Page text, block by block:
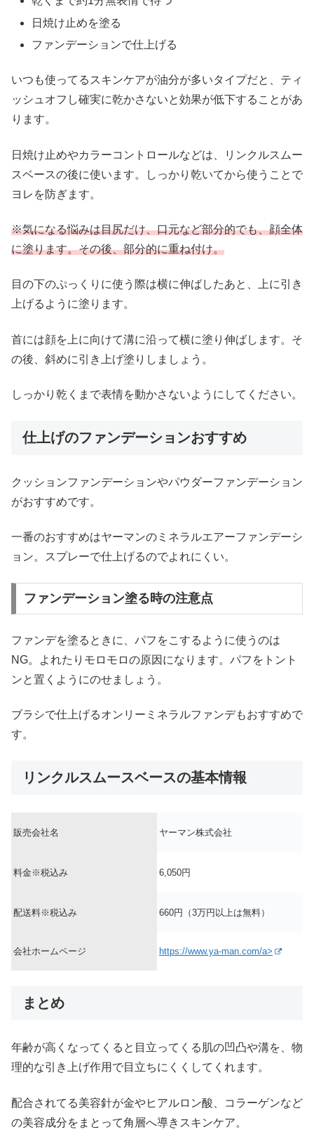
日焼け止めを塗る
ファンデーションで仕上げる
いつも使ってるスキンケアが油分が多いタイプだと、ティ
ッシュオフし確実に乾かさないと効果が低下することがあ
ります。
日焼け止めやカラーコントロールなどは、リンクルスムー
スベースの後に使います。しっかり乾いてから使うことで
ヨレを防ぎます。
※気になる悩みは目尻だけ、口元など部分的でも、顔全体
に塗ります。その後、部分的に重ね付け。
目の下のぷっくりに使う際は横に伸ばしたあと、上に引き
上げるように塗ります。
首には顔を上に向けて溝に沿って横に塗り伸ばします。そ
の後、斜めに引き上げ塗りしましょう。
しっかり乾くまで表情を動かさないようにしてください。
仕上げのファンデーションおすすめ
クッションファンデーションやパウダーファンデーション
がおすすめです。
一番のおすすめはヤーマンのミネラルエアーファンデーシ
ョン。スプレーで仕上げるのでよれにくい。
ファンデーション塗る時の注意点
ファンデを塗るときに、パフをこするように使うのは
NG。よれたりモロモロの原因になります。パフをトント
ンと置くようにのせましょう。
ブラシで仕上げるオンリーミネラルファンデもおすすめで
す。
リンクルスムースベースの基本情報
販売会社名 ヤーマン株式会社
料金※税込み 6,050円
配送料※税込み 660円（3万円以上は無料）
会社ホームページ https://www.ya-man.com/a>
まとめ
年齢が高くなってくると目立ってくる肌の凹凸や溝を、物
理的な引き上げ作用で目立ちにくくしてくれます。
配合されてる美容針が金やヒアルロン酸、コラーゲンなど
の美容成分をまとって角層へ導きスキンケア。